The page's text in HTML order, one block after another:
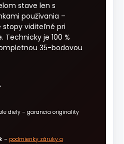
stave len s
používania –
viditeľné pri
je 100 %
35-bodovou
diely – garancia originality
– podmienky záruky a